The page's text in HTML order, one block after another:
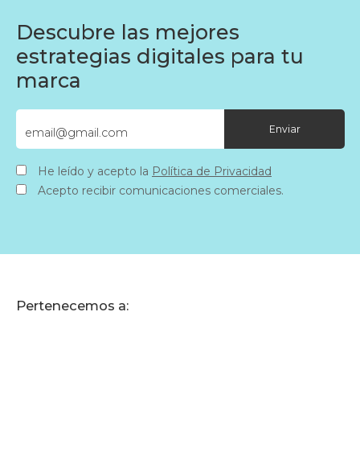
Descubre las mejores
estrategias digitales para tu
marca
He leído y acepto la Política de Privacidad
Acepto recibir comunicaciones comerciales.
Pertenecemos a: